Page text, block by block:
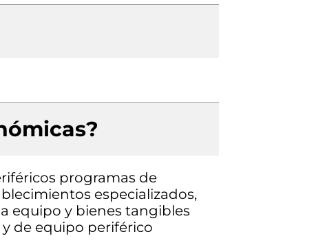
programas de
especializados,
equipo y bienes tangibles
de equipo periférico